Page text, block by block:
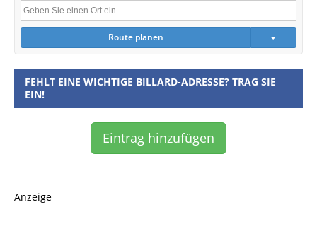
Route planen
FEHLT EINE WICHTIGE BILLARD-ADRESSE? TRAG SIE
EIN!
Eintrag hinzufügen
Anzeige